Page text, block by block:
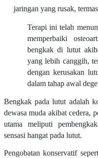
jaringan yang rusak,
Terapi ini telah
memperbaiki
bengkak di lutut
yang lebih canggih,
dengan kerusakan
dalam tahap awal
Bengkak pada lutut adalah
dewasa muda akibat cedera,
utama meliputi
sensasi hangat pada lutut.
Pengobatan konservatif